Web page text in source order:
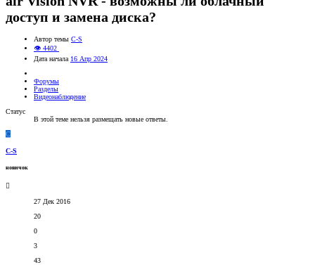
доступ и замена диска?
Автор темы C-S
👁 4402
Дата начала 16 Апр 2024
Форумы
Разделы
Видеонаблюдение
Статус
В этой теме нельзя размещать новые ответы.
C
C-S
новичок
27 Дек 2016
20
0
3
43